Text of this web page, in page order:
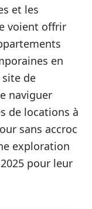
et les
voient offrir
en
site de
naviguer
de locations à
sans accroc
exploration
pour leur